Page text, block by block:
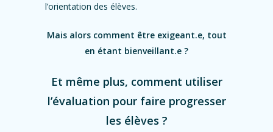
l’orientation des élèves.
Mais alors comment être exigeant.e, tout
en étant bienveillant.e ?
Et même plus, comment utiliser
l’évaluation pour faire progresser
les élèves ?